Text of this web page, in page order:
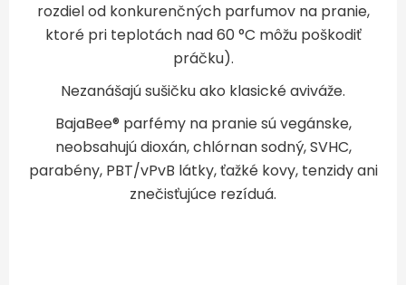
rozdiel od konkurenčných parfumov na pranie,
ktoré pri teplotách nad 60 °C môžu poškodiť
práčku).
Nezanášajú sušičku ako klasické aviváže.
BajaBee® parfémy na pranie sú vegánske,
neobsahujú dioxán, chlórnan sodný, SVHC,
parabény, PBT/vPvB látky, ťažké kovy, tenzidy ani
znečisťujúce rezíduá.